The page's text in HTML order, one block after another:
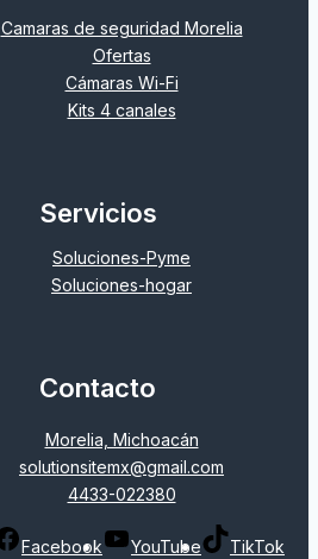
Camaras de seguridad Morelia
Ofertas
Cámaras Wi-Fi
Kits 4 canales
Servicios
Soluciones-Pyme
Soluciones-hogar
Contacto
Morelia, Michoacán
solutionsitemx@gmail.com
4433-022380
Facebook YouTube TikTok